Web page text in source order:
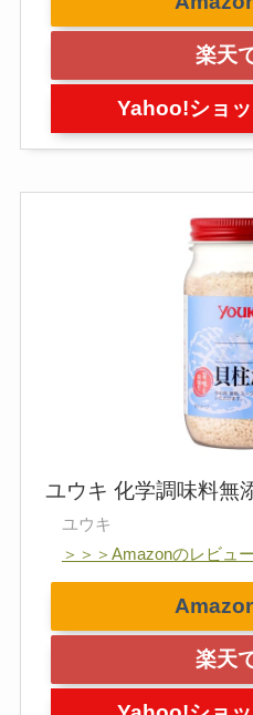
楽天
Yahoo!ショ
ユウキ 化学調味料無
ユウキ
＞＞＞Amazonのレビュ
楽天